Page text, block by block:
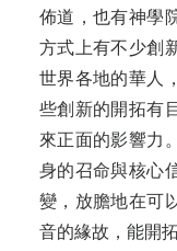
佈道，也有神學
方式上有不少創
世界各地的華人
些創新的開拓有
來正面的影響力
身的召命與核心
變，放膽地在可
音的緣故，能開